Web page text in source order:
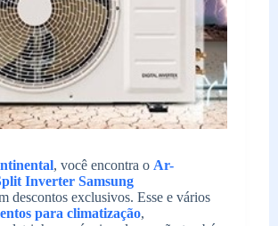
, você encontra o Ar-
Inverter Samsung
descontos exclusivos. Esse e vários
para climatização,